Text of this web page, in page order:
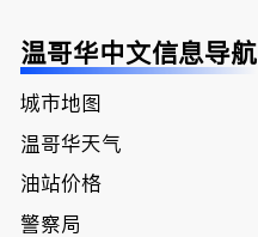
温哥华中文信息导航
城市地图
温哥华天气
油站价格
警察局